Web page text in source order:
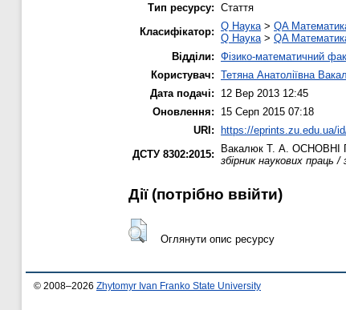
Тип ресурсу: Стаття
Класифікатор: Q Наука > QA
Q Наука > QA
Відділи: Фізико-математичний
Користувач: Тетяна Анатоліївна
Дата подачі:
12 Вер 2013 12:45
Оновлення:
15 Серп 2015 07:18
URI: https://eprints.zu.edu.ua/
ДСТУ 8302:2015:
Вакалюк Т. А. ОСНОВНІ
збірник наукових праць
Дії ​​(потрібно ввійти)
Оглянути опис ресурсу
© 2008–2026 Zhytomyr Ivan Franko State University